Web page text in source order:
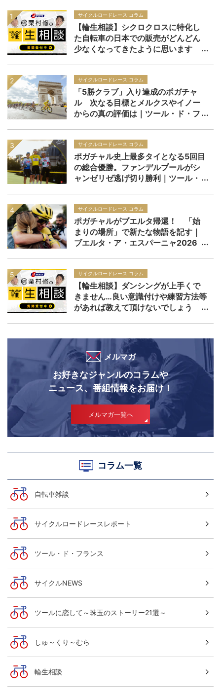
サイクルロードレース コラム
【輪生相談】シクロクロスに特化し
た自転車の日本での販売がどんどん
少なくなってきたように思います
サイクルロードレース コラム
「5勝クラブ」入り達成のポガチャ
ル 次なる目標とメルクスやイノー
からの真の評価は｜ツール・ド・フ
サイクルロードレース コラム
ポガチャル史上最多タイとなる5回目
の総合優勝。ファンデルプールがシ
ャンゼリゼ逃げ切り勝利｜ツール・
サイクルロードレース コラム
ポガチャルがブエルタ帰還！ 「始
まりの場所」で新たな物語を記す｜
ブエルタ・ア・エスパーニャ2026
サイクルロードレース コラム
【輪生相談】ダンシングが上手くで
きません…良い意識付けや練習方法等
があれば教えて頂けないでしょう
メルマガ
お好きなジャンルのコラムや
ニュース、番組情報をお届け！
メルマガ一覧へ
コラム一覧
自転車雑談
サイクルロードレースレポート
ツール・ド・フランス
サイクルNEWS
ツールに恋して～珠玉のストーリー21選～
しゅ～くり～むら
輪生相談